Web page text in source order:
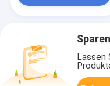
Lassen